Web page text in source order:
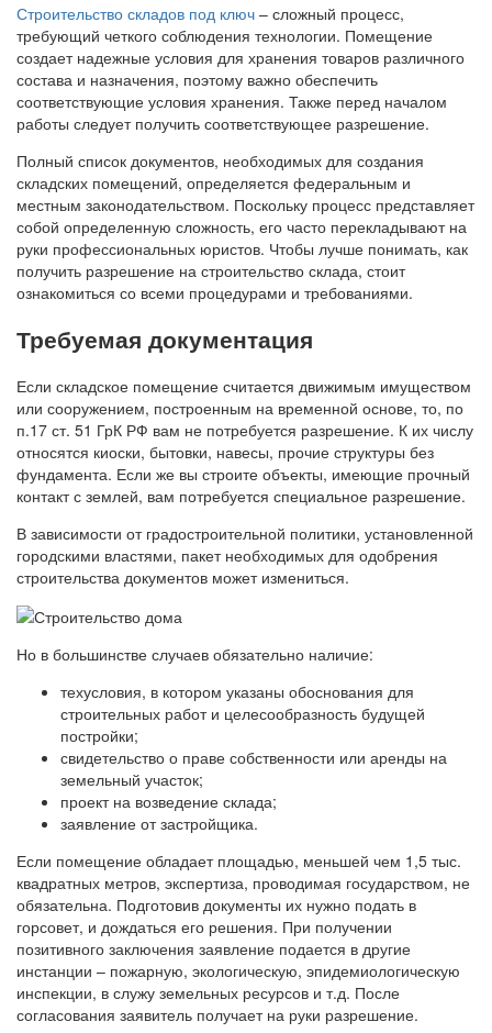
Строительство складов под ключ – сложный процесс,
требующий четкого соблюдения технологии. Помещение
создает надежные условия для хранения товаров различного
состава и назначения, поэтому важно обеспечить
соответствующие условия хранения. Также перед началом
работы следует получить соответствующее разрешение.
Полный список документов, необходимых для создания
складских помещений, определяется федеральным и
местным законодательством. Поскольку процесс представляет
собой определенную сложность, его часто перекладывают на
руки профессиональных юристов. Чтобы лучше понимать, как
получить разрешение на строительство склада, стоит
ознакомиться со всеми процедурами и требованиями.
Требуемая документация
Если складское помещение считается движимым имуществом
или сооружением, построенным на временной основе, то, по
п.17 ст. 51 ГрК РФ вам не потребуется разрешение. К их числу
относятся киоски, бытовки, навесы, прочие структуры без
фундамента. Если же вы строите объекты, имеющие прочный
контакт с землей, вам потребуется специальное разрешение.
В зависимости от градостроительной политики, установленной
городскими властями, пакет необходимых для одобрения
строительства документов может измениться.
Но в большинстве случаев обязательно наличие:
техусловия, в котором указаны обоснования для
строительных работ и целесообразность будущей
постройки;
свидетельство о праве собственности или аренды на
земельный участок;
проект на возведение склада;
заявление от застройщика.
Если помещение обладает площадью, меньшей чем 1,5 тыс.
квадратных метров, экспертиза, проводимая государством, не
обязательна. Подготовив документы их нужно подать в
горсовет, и дождаться его решения. При получении
позитивного заключения заявление подается в другие
инстанции – пожарную, экологическую, эпидемиологическую
инспекции, в служу земельных ресурсов и т.д. После
согласования заявитель получает на руки разрешение.